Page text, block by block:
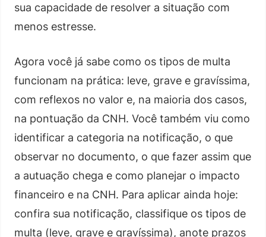
sua capacidade de resolver a situação com
menos estresse.
Agora você já sabe como os tipos de multa
funcionam na prática: leve, grave e gravíssima,
com reflexos no valor e, na maioria dos casos,
na pontuação da CNH. Você também viu como
identificar a categoria na notificação, o que
observar no documento, o que fazer assim que
a autuação chega e como planejar o impacto
financeiro e na CNH. Para aplicar ainda hoje:
confira sua notificação, classifique os tipos de
multa (leve, grave e gravíssima), anote prazos